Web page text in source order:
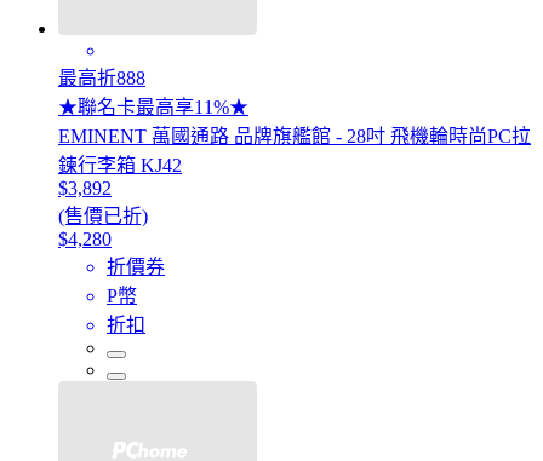
最高折888
★聯名卡最高享11%★
EMINENT 萬國通路 品牌旗艦館 - 28吋 飛機輪時尚PC拉
鍊行李箱 KJ42
$3,892
(售價已折)
$4,280
折價券
P幣
折扣